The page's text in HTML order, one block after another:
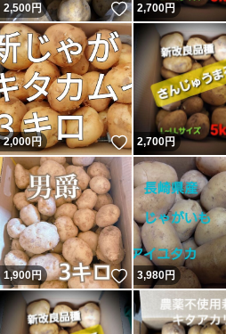
2,500円 いいね！
2,700円
2,000円 いいね！
2,700円
1,900円 いいね！
3,980円